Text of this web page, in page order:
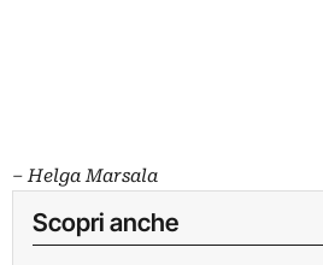
– Helga Marsala
Scopri anche